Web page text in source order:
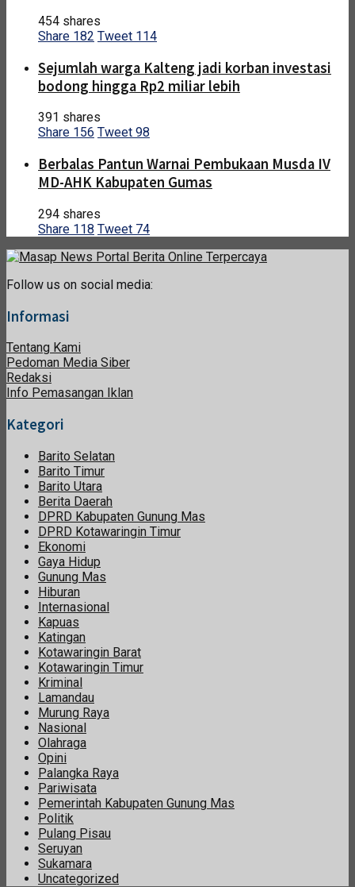
454 shares
Share 182 Tweet 114
Sejumlah warga Kalteng jadi korban investasi
bodong hingga Rp2 miliar lebih
391 shares
Share 156 Tweet 98
Berbalas Pantun Warnai Pembukaan Musda IV
MD-AHK Kabupaten Gumas
294 shares
Share 118 Tweet 74
Follow us on social media:
Informasi
Tentang Kami
Pedoman Media Siber
Redaksi
Info Pemasangan Iklan
Kategori
Barito Selatan
Barito Timur
Barito Utara
Berita Daerah
DPRD Kabupaten Gunung Mas
DPRD Kotawaringin Timur
Ekonomi
Gaya Hidup
Gunung Mas
Hiburan
Internasional
Kapuas
Katingan
Kotawaringin Barat
Kotawaringin Timur
Kriminal
Lamandau
Murung Raya
Nasional
Olahraga
Opini
Palangka Raya
Pariwisata
Pemerintah Kabupaten Gunung Mas
Politik
Pulang Pisau
Seruyan
Sukamara
Uncategorized